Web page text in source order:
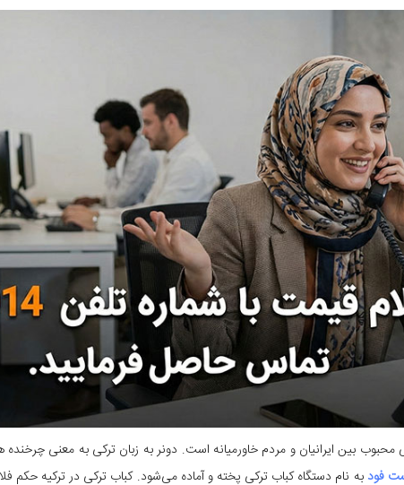
محبوب بین ایرانیان و مردم خاورمیانه است. دونر به زبان ترکی به معنی
فود به نام دستگاه کباب ترکی پخته و آماده می‌شود. کباب ترکی در ترکیه حکم